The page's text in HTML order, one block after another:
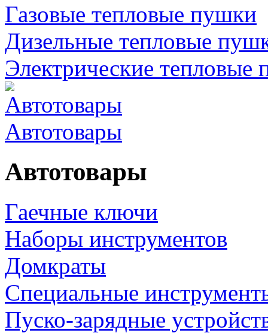
Газовые тепловые пушки
Дизельные тепловые
Электрические тепловые
Автотовары
Автотовары
Гаечные ключи
Наборы инструментов
Домкраты
Специальные
Пуско-зарядные